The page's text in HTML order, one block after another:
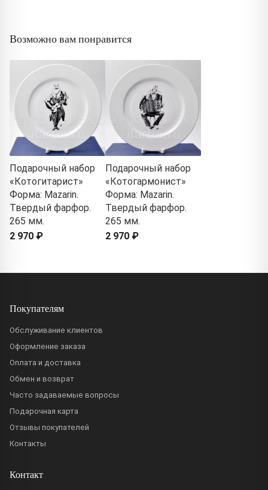
Возможно вам понравится
Подарочный набор
«Котогитарист»
Форма: Mazarin.
Твердый фарфор.
265 мм.
2 970 ₽
Подарочный набор
«Котогармонист»
Форма: Mazarin.
Твердый фарфор.
265 мм.
2 970 ₽
Покупателям
Обслуживание клиентов
Оформление заказа
Оплата и доставка
Обмен и возврат
Часто задаваемые вопросы
Подарочная карта
Отзывы покупателей
Контакты
Контакт